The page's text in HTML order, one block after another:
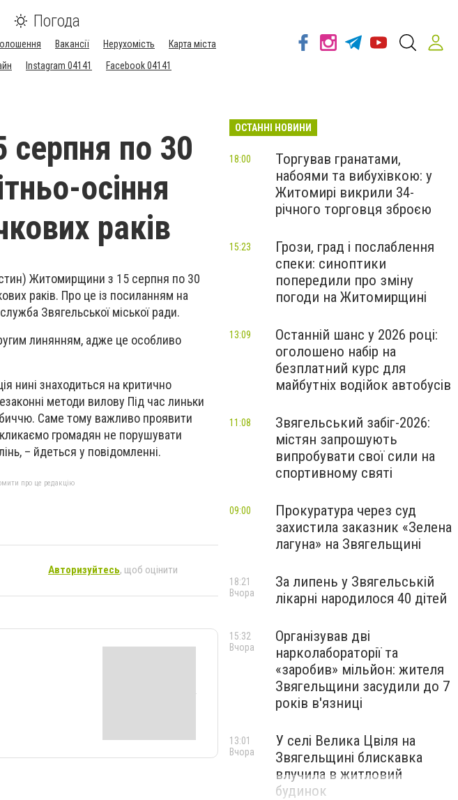
Погода
Вакансії Нерухомість
Карта міста
Instagram 04141 Facebook 04141
по 30
осіння
раків
Житомирщини з 15 серпня по 30
раків. Про це із посиланням на
Звягельської міської ради.
линянням, адже це особливо
нині знаходиться на критично
методи вилову Під час линьки
Саме тому важливо проявити
громадян не порушувати
– йдеться у повідомленні.
про це редакцію
Авторизуйтесь, щоб оцінити
ОСТАННІ НОВИНИ
Торгував гранатами,
набоями та вибухівкою: у
Житомирі викрили 34-
річного торговця зброєю
18:00
Грози, град і послаблення
спеки: синоптики
попередили про зміну
погоди на Житомирщині
15:23
Останній шанс у 2026 році:
оголошено набір на
безплатний курс для
майбутніх водійок автобусів
13:09
Звягельський забіг-2026:
містян запрошують
випробувати свої сили на
спортивному святі
11:08
Прокуратура через суд
захистила заказник «Зелена
лагуна» на Звягельщині
09:00
За липень у Звягельській
лікарні народилося 40 дітей
18:21
Вчора
Організував дві
нарколабораторії та
«заробив» мільйон: жителя
Звягельщини засудили до 7
років в'язниці
15:32
Вчора
У селі Велика Цвіля на
Звягельщині блискавка
влучила в житловий
будинок
13:01
Вчора